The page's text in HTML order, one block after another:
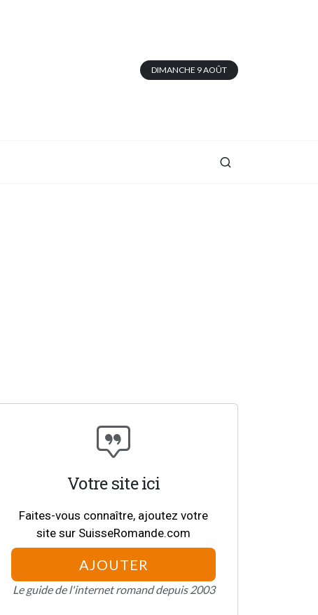
DIMANCHE 9 AOÛT
Votre site ici
Faites-vous connaître, ajoutez votre
site sur SuisseRomande.com
AJOUTER
Le guide de l'internet romand depuis 2003